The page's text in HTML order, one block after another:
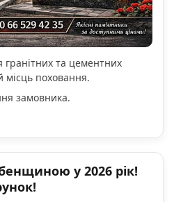
гранітних та цементних
місць поховання.
замовника.
у 2026 рік!